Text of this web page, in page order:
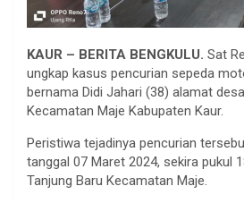
KAUR – BERITA BENGKULU. Sat
ungkap kasus pencurian sepeda
bernama Didi Jahari (38) alamat
Kecamatan Maje Kabupaten Kaur.
Peristiwa tejadinya pencurian
tanggal 07 Maret 2024, sekira pukul
Tanjung Baru Kecamatan Maje.